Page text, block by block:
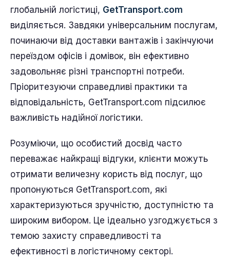
глобальній логістиці, GetTransport.com
виділяється. Завдяки універсальним послугам,
починаючи від доставки вантажів і закінчуючи
переїздом офісів і домівок, він ефективно
задовольняє різні транспортні потреби.
Пріоритезуючи справедливі практики та
відповідальність, GetTransport.com підсилює
важливість надійної логістики.
Розуміючи, що особистий досвід часто
переважає найкращі відгуки, клієнти можуть
отримати величезну користь від послуг, що
пропонуються GetTransport.com, які
характеризуються зручністю, доступністю та
широким вибором. Це ідеально узгоджується з
темою захисту справедливості та
ефективності в логістичному секторі.